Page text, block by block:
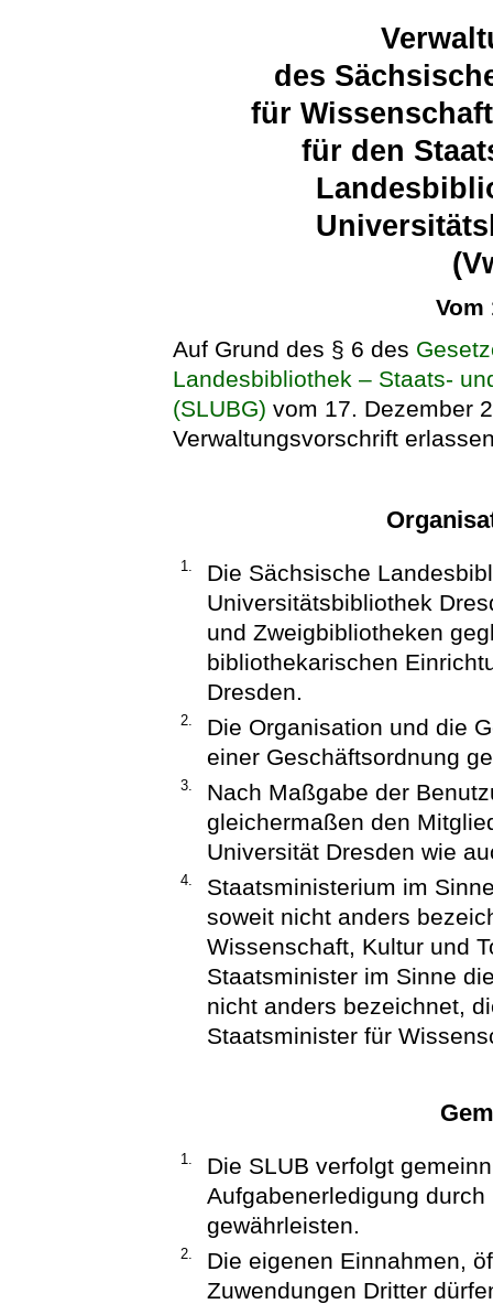
des
für
für den
Vom
Auf Grund des § 6 des
Landesbibliothek – Staats-
(SLUBG) vom 17. Dezember
Verwaltungsvorschrift
1.
Die Sächsische
Universitätsbibliothek
und Zweigbibliotheken
bibliothekarischen
Dresden.
2.
Die Organisation und die
einer Geschäftsordnung
3.
Nach Maßgabe der
gleichermaßen den
Universität Dresden wie
4.
Staatsministerium im
soweit nicht anders
Wissenschaft, Kultur und
Staatsminister im Sinne
nicht anders bezeichnet,
Staatsminister für
1.
Die SLUB verfolgt
Aufgabenerledigung
gewährleisten.
2.
Die eigenen Einnahmen,
Zuwendungen Dritter